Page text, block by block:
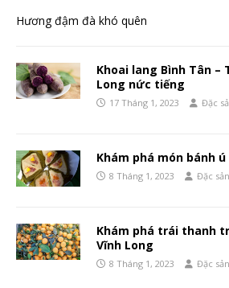
Hương đậm đà khó quên
Khoai lang Bình Tân –
Long nức tiếng
17 Tháng 1, 2023 Đặc
Khám phá món bánh
8 Tháng 1, 2023 Đặc
Khám phá trái thanh
Vĩnh Long
8 Tháng 1, 2023 Đặc